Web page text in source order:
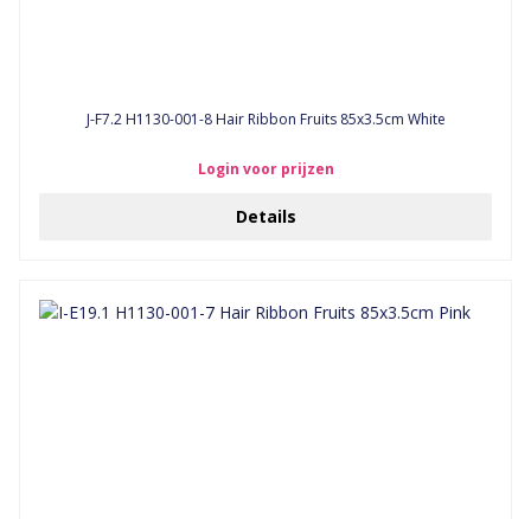
J-F7.2 H1130-001-8 Hair Ribbon Fruits 85x3.5cm White
Login voor prijzen
Details